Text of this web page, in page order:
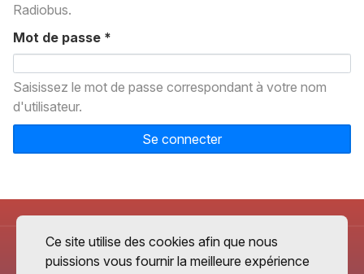
Radiobus.
Mot de passe *
Saisissez le mot de passe correspondant à votre nom
d'utilisateur.
Se connecter
Ce site utilise des cookies afin que nous
puissions vous fournir la meilleure expérience